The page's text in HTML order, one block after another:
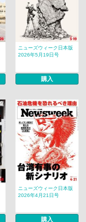
ニューズウィーク日本版
2026年5月19日号
購入
ニューズウィーク日本版
2026年4月21日号
購入